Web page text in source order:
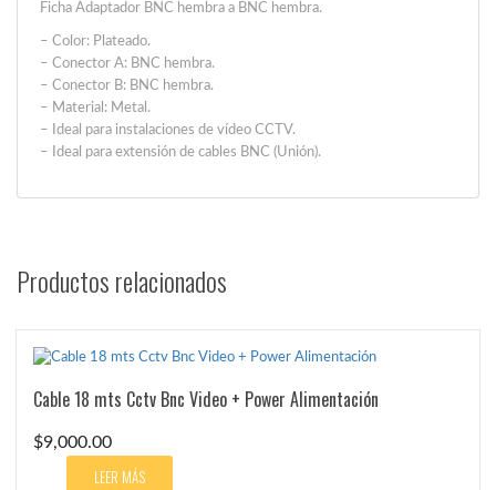
Ficha Adaptador BNC hembra a BNC hembra.
– Color: Plateado.
– Conector A: BNC hembra.
– Conector B: BNC hembra.
– Material: Metal.
– Ideal para instalaciones de vídeo CCTV.
– Ideal para extensión de cables BNC (Unión).
Productos relacionados
Cable 18 mts Cctv Bnc Video + Power Alimentación
$9,000.00
LEER MÁS